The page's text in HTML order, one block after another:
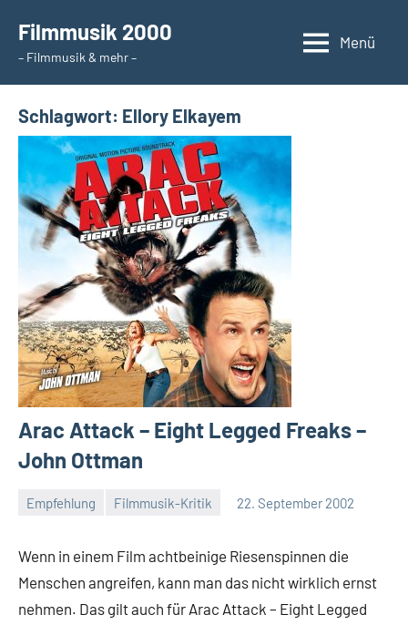
Inhalt
springen
Filmmusik 2000
– Filmmusik & mehr –
Menü
Schlagwort: Ellory Elkayem
Arac Attack – Eight Legged Freaks –
John Ottman
Empfehlung Filmmusik-Kritik 22. September 2002
Wenn in einem Film achtbeinige Riesenspinnen die
Menschen angreifen, kann man das nicht wirklich ernst
nehmen. Das gilt auch für Arac Attack – Eight Legged